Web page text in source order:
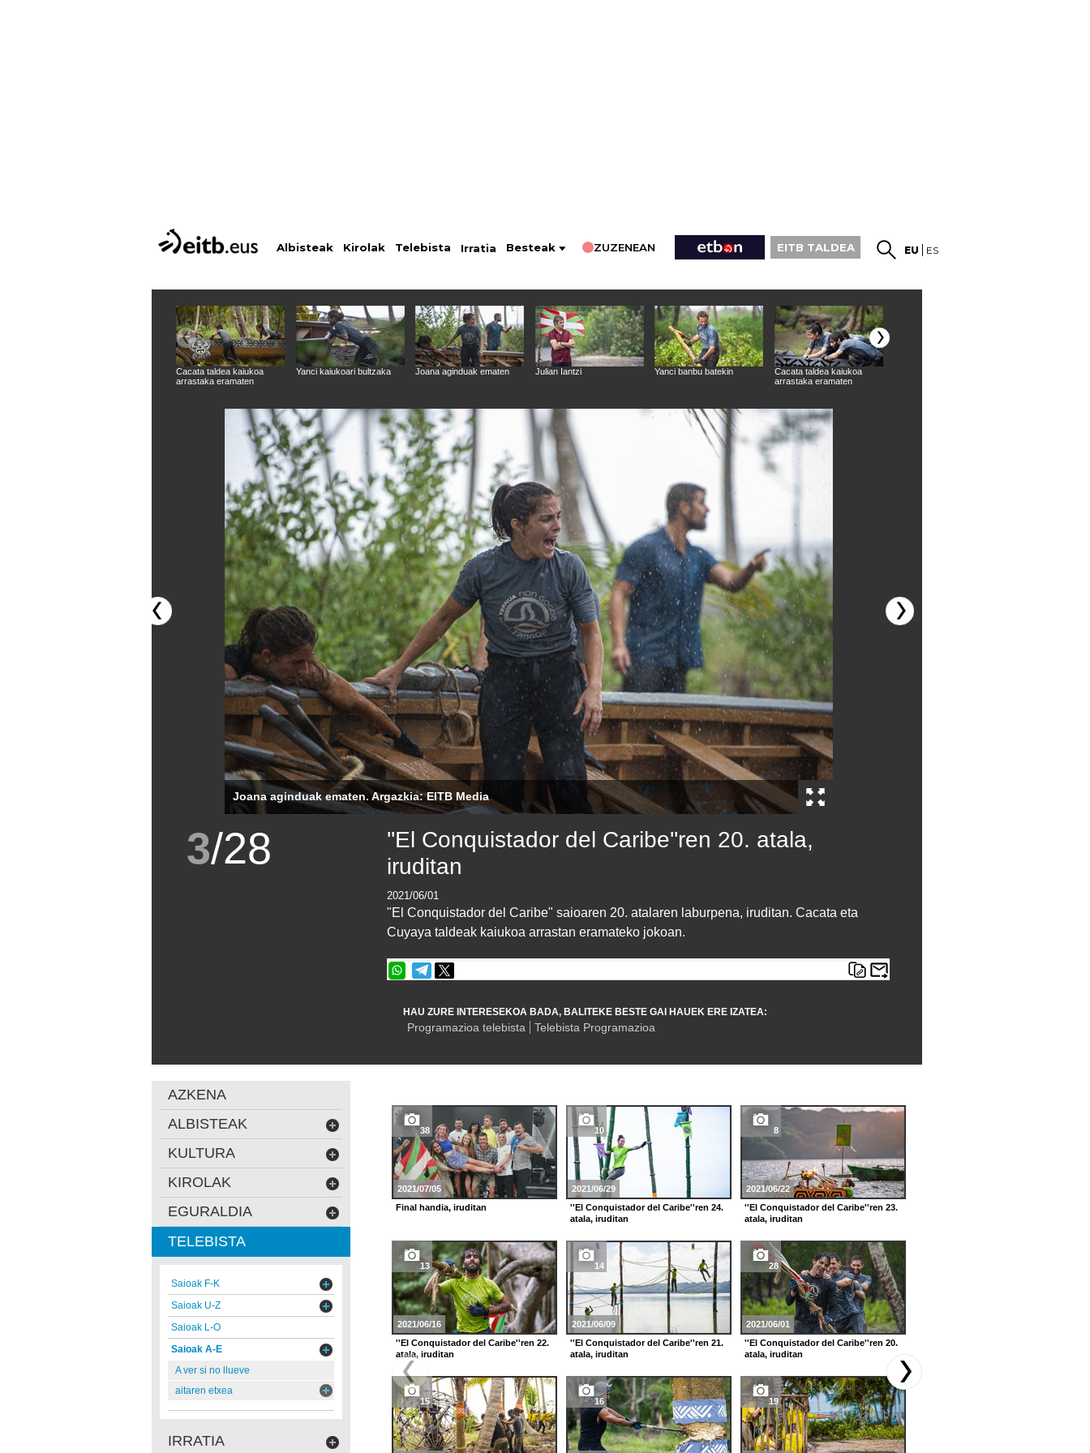
Albisteak Kirolak Telebista Irratia Besteak ZUZENEAN EITB TALDEA EU ES
Cacata taldea kaiukoa
arrastaka eramaten
Yanci kaiukoari bultzaka Joana aginduak ematen Julian Iantzi Yanci banbu batekin
Cacata taldea kaiukoa
arrastaka eramaten
Joana aginduak ematen. Argazkia: EITB Media
3/28
''El Conquistador del Caribe''ren 20. atala,
iruditan
2021/06/01
"El Conquistador del Caribe" saioaren 20. atalaren laburpena, iruditan. Cacata eta
Cuyaya taldeak kaiukoa arrastan eramateko jokoan.
HAU ZURE INTERESEKOA BADA, BALITEKE BESTE GAI HAUEK ERE IZATEA:
Programazioa telebista Telebista Programazioa
AZKENA
ALBISTEAK
KULTURA
KIROLAK
EGURALDIA
TELEBISTA
Saioak F-K
Saioak U-Z
Saioak L-O
Saioak A-E
A ver si no llueve
aitaren etxea
IRRATIA
38
2021/07/05
Final handia, iruditan
10
2021/06/29
''El Conquistador del Caribe''ren 24.
atala, iruditan
8
2021/06/22
''El Conquistador del Caribe''ren 23.
atala, iruditan
13
2021/06/16
''El Conquistador del Caribe''ren 22.
atala, iruditan
14
2021/06/09
''El Conquistador del Caribe''ren 21.
atala, iruditan
28
2021/06/01
''El Conquistador del Caribe''ren 20.
atala, iruditan
15 16 19